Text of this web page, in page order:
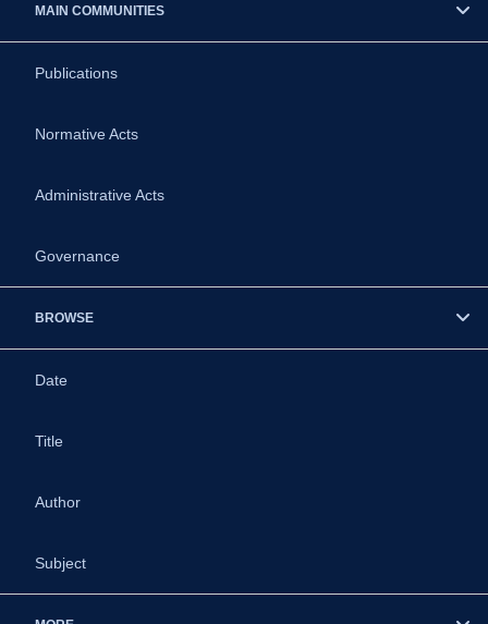
MAIN COMMUNITIES
Publications
Normative Acts
Administrative Acts
Governance
BROWSE
Date
Title
Author
Subject